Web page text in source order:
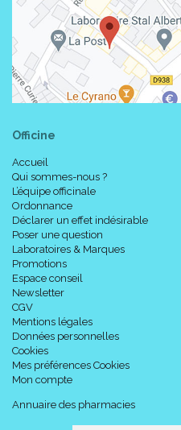
Officine
Accueil
Qui sommes-nous ?
L’équipe officinale
Ordonnance
Déclarer un effet indésirable
Poser une question
Laboratoires & Marques
Promotions
Espace conseil
Newsletter
CGV
Mentions légales
Données personnelles
Cookies
Mes préférences Cookies
Mon compte
Annuaire des pharmacies